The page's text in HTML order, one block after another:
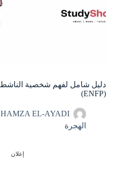
(ENFP)
HAMZA EL-AYADI
الهجرة
إعلان